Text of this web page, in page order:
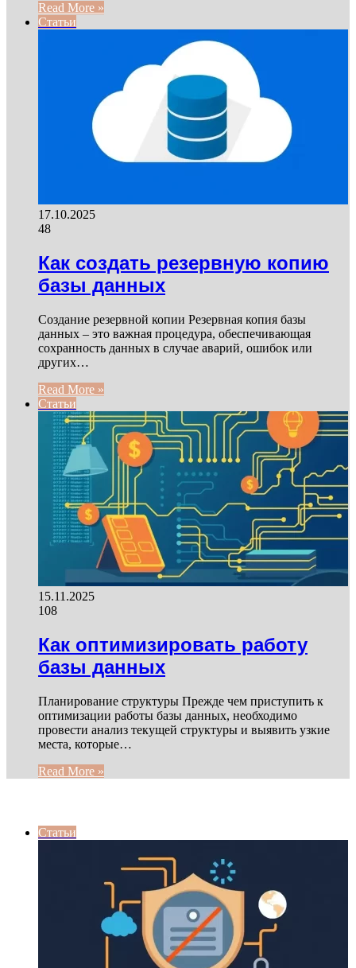
Read More »
Статьи
17.10.2025
48
Как создать резервную копию
базы данных
Создание резервной копии Резервная копия базы
данных – это важная процедура, обеспечивающая
сохранность данных в случае аварий, ошибок или
других…
Read More »
Статьи
15.11.2025
108
Как оптимизировать работу
базы данных
Планирование структуры Прежде чем приступить к
оптимизации работы базы данных, необходимо
провести анализ текущей структуры и выявить узкие
места, которые…
Read More »
Статьи